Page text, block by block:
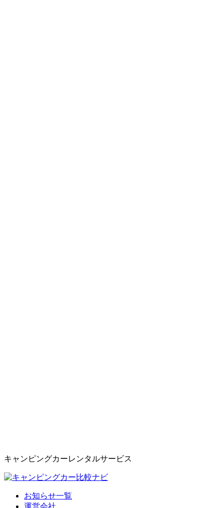
キャンピングカーレンタルサービス
お知らせ一覧